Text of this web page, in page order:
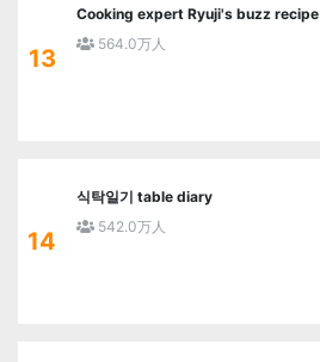
13
Cooking expert Ryuji's buzz recipe
564.0万人
14
식탁일기 table diary
542.0万人